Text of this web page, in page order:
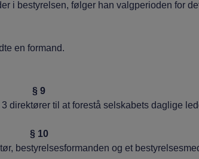
følger han valgperioden for
en formand.
§ 9
til at forestå selskabets daglige
§ 10
og et